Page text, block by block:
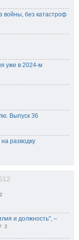
войны, без катастроф
уже в 2024-м
Выпуск 36
разводку
2
и должность", –
2